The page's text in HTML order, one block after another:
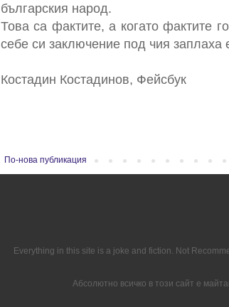
българския народ.
Това са фактите, а когато фактите
себе си заключение под чия заплаха
Костадин Костадинов, Фейсбук
По-нова публикация
Everything in this site is a joke and fiction. Not
Абсолютно всичко в този сайт е